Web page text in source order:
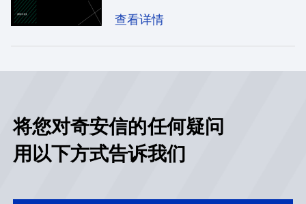
商。凭借在软件成分分析领域出色
的产品和市场能力，奇安信成为亚
太区少数入选的三家厂商之一。
查看详情
将您对奇安信的任何疑问
用以下方式告诉我们